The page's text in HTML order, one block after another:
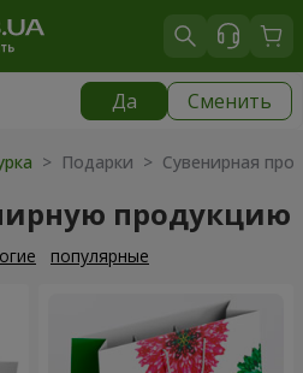
Да Сменить
> Подарки > Сувенирная
продукцию
популярные